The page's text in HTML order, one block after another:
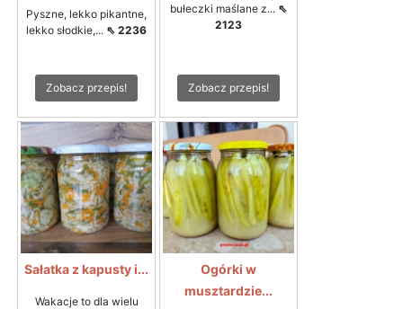
Pyszne, lekko pikantne,
lekko słodkie,... ⇖ 2236
Zobacz przepis!
bułeczki maślane z... ⇖
2123
Zobacz przepis!
Sałatka z kapusty i...
Wakacje to dla wielu
Ogórki w
musztardzie...